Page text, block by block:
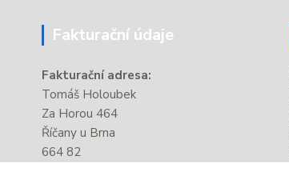
Fakturační údaje
Fakturační adresa:
Tomáš Holoubek
Za Horou 464
Říčany u Brna
664 82